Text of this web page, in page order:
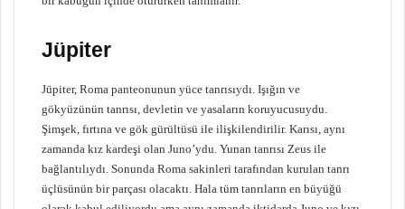
Jüpiter
Jüpiter, Roma panteonunun yüce tanrısıydı. Işığın ve
gökyüzünün tanrısı, devletin ve yasaların koruyucusuydu.
Şimşek, fırtına ve gök gürültüsü ile ilişkilendirilir. Karısı, aynı
zamanda kız kardeşi olan Juno’ydu. Yunan tanrısı Zeus ile
bağlantılıydı. Sonunda Roma sakinleri tarafından kurulan tanrı
üçlüsünün bir parçası olacaktı. Hala tüm tanrıların en büyüğü